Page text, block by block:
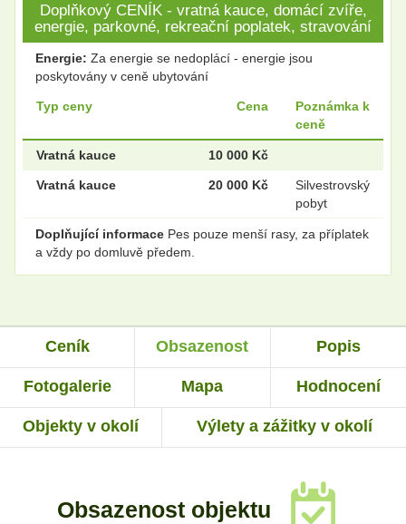
Doplňkový CENÍK - vratná kauce, domácí zvíře,
energie, parkovné, rekreační poplatek, stravování
Energie: Za energie se nedoplácí - energie jsou
poskytovány v ceně ubytování
Typ ceny Cena
Poznámka k
ceně
Vratná kauce 10 000 Kč
Vratná kauce 20 000 Kč
Silvestrovský
pobyt
Doplňující informace Pes pouze menší rasy, za příplatek
a vždy po domluvě předem.
Ceník Obsazenost Popis
Fotogalerie Mapa Hodnocení
Objekty v okolí Výlety a zážitky v okolí
Obsazenost objektu